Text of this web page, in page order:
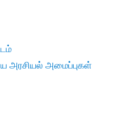
அமைப்புகள்